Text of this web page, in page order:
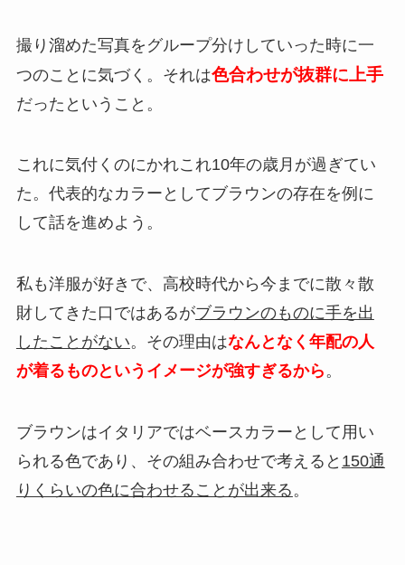
撮り溜めた写真をグループ分けしていった時に一
つのことに気づく。それは色合わせが抜群に上手
だったということ。
これに気付くのにかれこれ10年の歳月が過ぎてい
た。代表的なカラーとしてブラウンの存在を例に
して話を進めよう。
私も洋服が好きで、高校時代から今までに散々散
財してきた口ではあるがブラウンのものに手を出
したことがない。その理由はなんとなく年配の人
が着るものというイメージが強すぎるから。
ブラウンはイタリアではベースカラーとして用い
られる色であり、その組み合わせで考えると 150通
りくらいの色に合わせることが出来る。